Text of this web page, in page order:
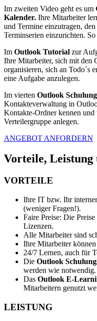
Im zweiten Video geht es um
Kalender. Ihre Mitarbeiter
und Termine einzutragen,
Terminserien einzurichten.
Im Outlook Tutorial zur
Ihre Mitarbeiter, sich mit den
organisieren, sich an Todo´s
eine Aufgabe anzulegen.
Im vierten Outlook
Kontakteverwaltung in
Kontakte-Ordner kennen und
Verteilergruppe anlegen.
ANGEBOT ANFORDERN
Vorteile, Leistung
VORTEILE
Ihre IT bzw. Ihr
(weniger Fragen!).
Faire Preise: Die
Lizenzen.
Alle Mitarbeiter sind
Ihre Mitarbeiter
24/7 Lernen, auch für
Die Outlook
werden wie notwendig.
Das Outlook E-
Mitarbeitern genutzt
LEISTUNG